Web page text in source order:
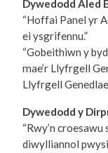
Dywedodd Aled
“Hoffai Panel yr
ei ysgrifennu.”
“Gobeithiwn y
mae’r Llyfrgell
Llyfrgell
Dywedodd y
“Rwy’n
diwylliannol